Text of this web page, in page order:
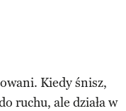
Kiedy śnisz,
ruchu, ale działa w